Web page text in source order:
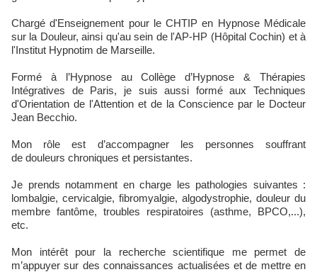
Chargé d'Enseignement pour le CHTIP en Hypnose Médicale
sur la Douleur, ainsi qu'au sein de l'AP-HP (Hôpital Cochin) et à
l'Institut Hypnotim de Marseille.
Formé à l’Hypnose au Collège d’Hypnose & Thérapies
Intégratives de Paris, je suis aussi formé aux Techniques
d'Orientation de l'Attention et de la Conscience par le Docteur
Jean Becchio.
Mon rôle est d’accompagner les personnes souffrant
de douleurs chroniques et persistantes.
Je prends notamment en charge les pathologies suivantes :
lombalgie, cervicalgie, fibromyalgie, algodystrophie, douleur du
membre fantôme, troubles respiratoires (asthme, BPCO,...),
etc.
Mon intérêt pour la recherche scientifique me permet de
m’appuyer sur des connaissances actualisées et de mettre en